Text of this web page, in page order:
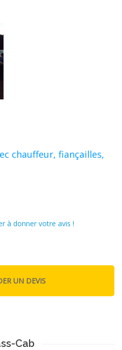
chauffeur, fiançailles,
à donner votre avis !
Cab